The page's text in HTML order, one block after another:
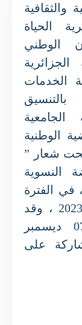
والثقافية
الحياة
الوطني
الجزائرية
الخدمات
الجامعية
الوطنية
شعار ”
النسوية
، في الفترة
ممتدة من 13 إلى17 ديسمبر 2023 ، وقد
حدد تاريخ آخر أجل يوم 07 ديسمبر
على